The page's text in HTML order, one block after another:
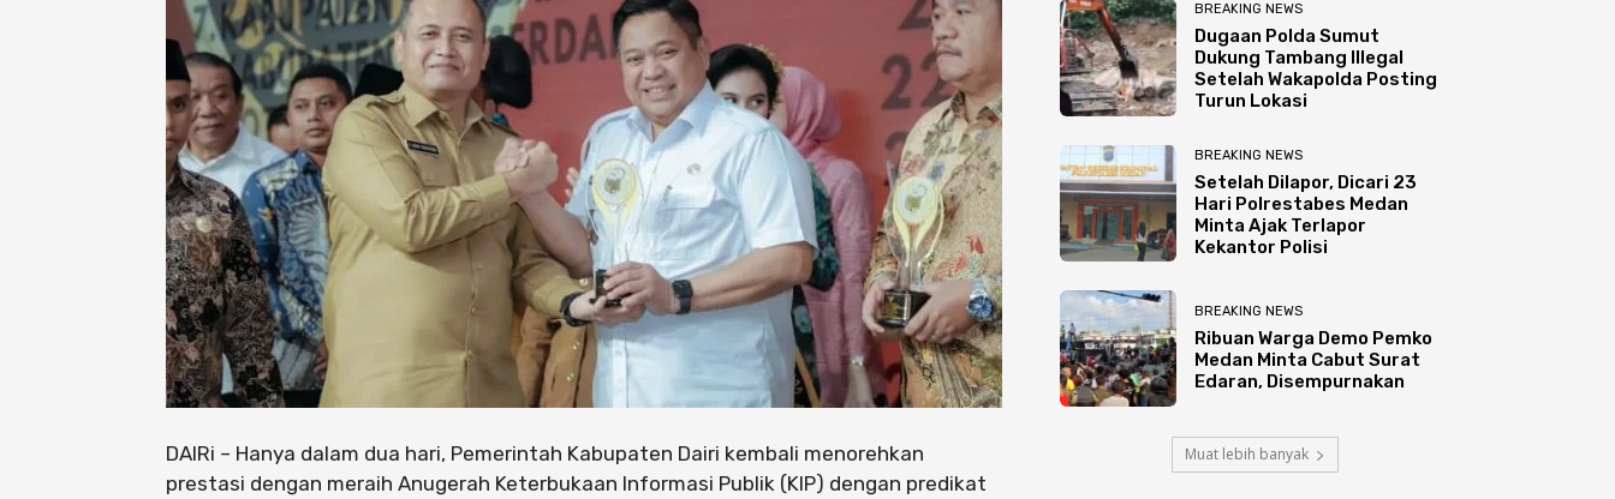
DAIRi – Hanya dalam dua hari, Pemerintah Kabupaten Dairi kembali menorehkan
prestasi dengan meraih Anugerah Keterbukaan Informasi Publik (KIP) dengan predikat
BREAKING NEWS
Dugaan Polda Sumut
Dukung Tambang Illegal
Setelah Wakapolda Posting
Turun Lokasi
BREAKING NEWS
Setelah Dilapor, Dicari 23
Hari Polrestabes Medan
Minta Ajak Terlapor
Kekantor Polisi
BREAKING NEWS
Ribuan Warga Demo Pemko
Medan Minta Cabut Surat
Edaran, Disempurnakan
Muat lebih banyak